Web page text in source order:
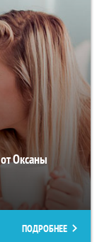
Оксаны
ПОДРОБНЕЕ